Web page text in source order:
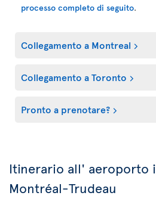
processo completo di seguito.
Collegamento a Montreal
Collegamento a Toronto
Pronto a prenotare?
Itinerario all' aeroporto
Montréal-Trudeau